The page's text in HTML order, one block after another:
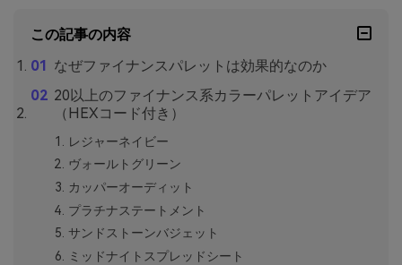
この記事の内容
なぜファイナンスパレットは効果的なのか
20以上のファイナンス系カラーパレットアイデア
（HEXコード付き）
レジャーネイビー
ヴォールトグリーン
カッパーオーディット
プラチナステートメント
サンドストーンバジェット
ミッドナイトスプレッドシート